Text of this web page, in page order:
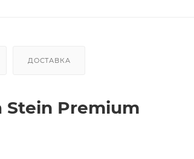
ДОСТАВКА
Stein Premium